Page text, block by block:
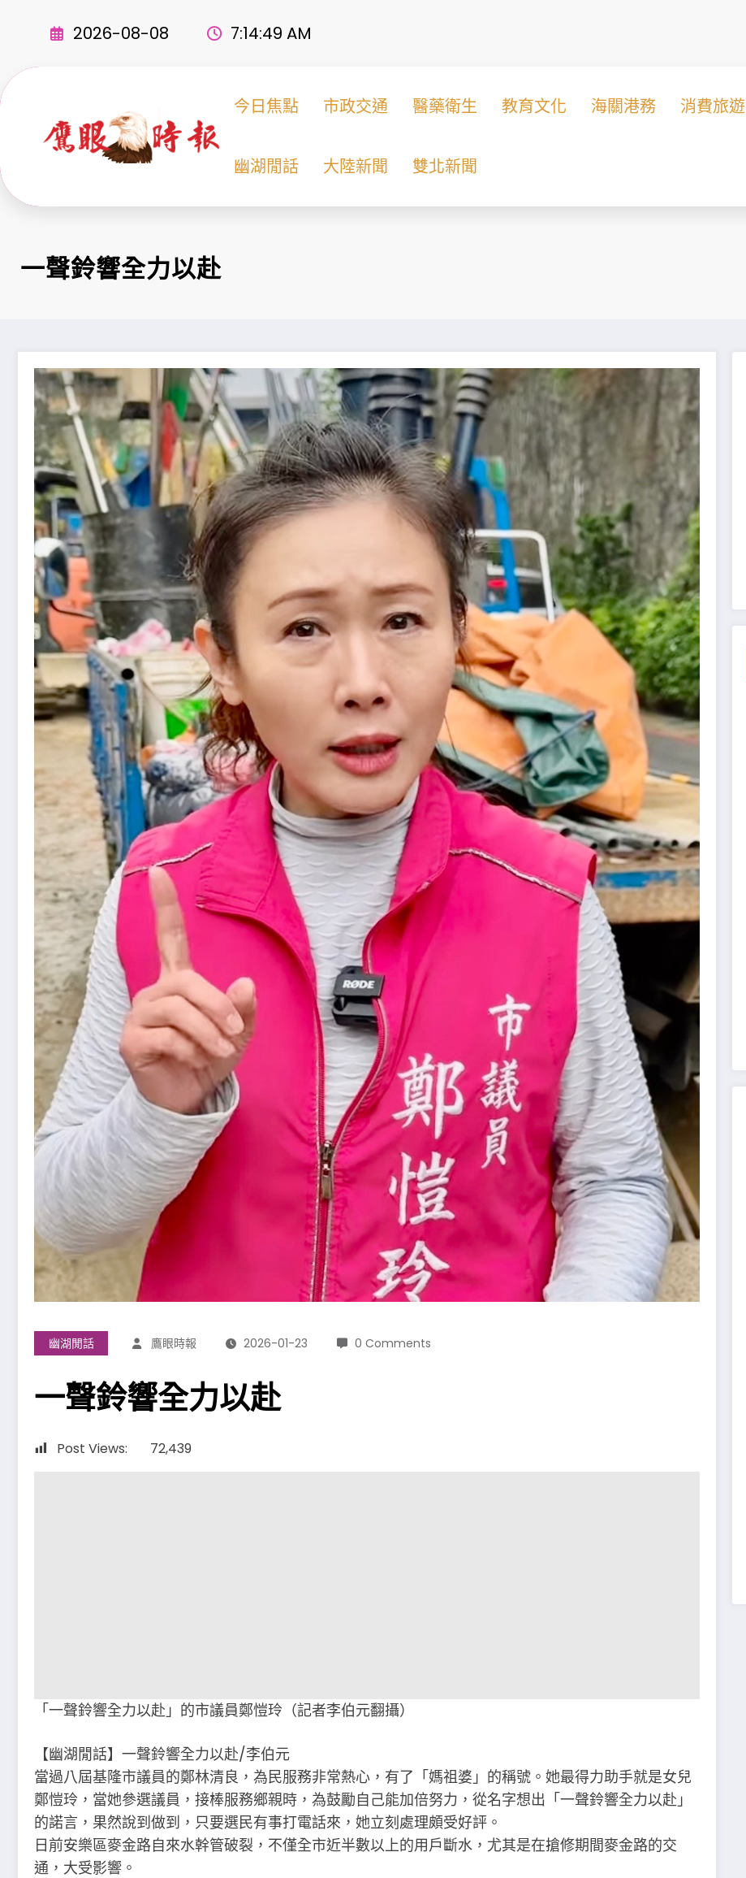
2026-08-08 7:14:49 AM
今日焦點 市政交通 醫藥衛生 教育文化 海關港務 消費旅遊
幽湖閒話 大陸新聞 雙北新聞
一聲鈴響全力以赴
幽湖閒話 鷹眼時報 2026-01-23 0 Comments
一聲鈴響全力以赴
Post Views: 72,439
「一聲鈴響全力以赴」的市議員鄭愷玲（記者李伯元翻攝）
【幽湖閒話】一聲鈴響全力以赴∕李伯元
當過八屆基隆市議員的鄭林清良，為民服務非常熱心，有了「媽祖婆」的稱號。她最得力助手就是女兒
鄭愷玲，當她參選議員，接棒服務鄉親時，為鼓勵自己能加倍努力，從名字想出「一聲鈴響全力以赴」
的諾言，果然說到做到，只要選民有事打電話來，她立刻處理頗受好評。
日前安樂區麥金路自來水幹管破裂，不僅全市近半數以上的用戶斷水，尤其是在搶修期間麥金路的交
通，大受影響。